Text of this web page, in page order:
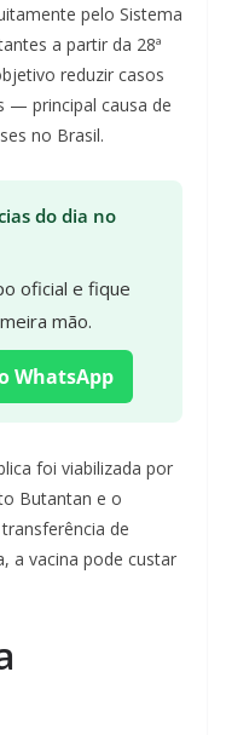
pelo Sistema
a partir da 28ª
reduzir casos
— principal causa de
no Brasil.
do dia no
oficial e fique
mão.
WhatsApp
foi viabilizada por
Butantan e o
de
a vacina pode custar